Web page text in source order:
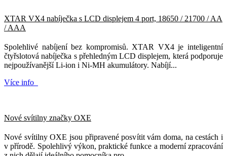
XTAR VX4 nabíječka s LCD displejem 4 port, 18650 / 21700 / AA
/ AAA
Spolehlivé nabíjení bez kompromisů. XTAR VX4 je inteligentní
čtyřslotová nabíječka s přehledným LCD displejem, která podporuje
nejpoužívanější Li-ion i Ni-MH akumulátory. Nabíjí...
Více info
Nové svítilny značky OXE
Nové svítilny OXE jsou připravené posvítit vám doma, na cestách i
v přírodě. Spolehlivý výkon, praktické funkce a moderní zpracování